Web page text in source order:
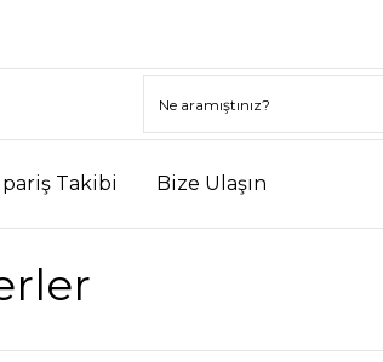
Takibi Bize Ulaşın